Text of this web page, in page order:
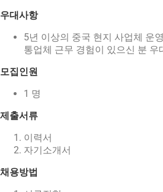
우대사항
5년 이상의 중국 현지 사업체 운
통업체 근무 경험이 있으신 분 우
모집인원
1 명
제출서류
이력서
자기소개서
채용방법